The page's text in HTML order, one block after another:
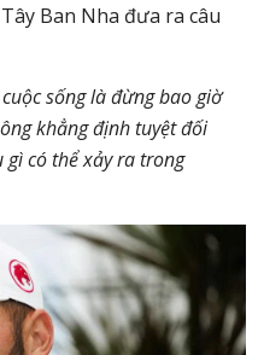
Ban Nha đưa ra câu
sống là đừng bao giờ
khẳng định tuyệt đối
có thể xảy ra trong